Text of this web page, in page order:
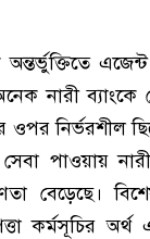
নারী ব্যাংকে
ওপর নির্ভরশীল
পাওয়ায়
বেড়েছে।
কর্মসূচির অর্থ